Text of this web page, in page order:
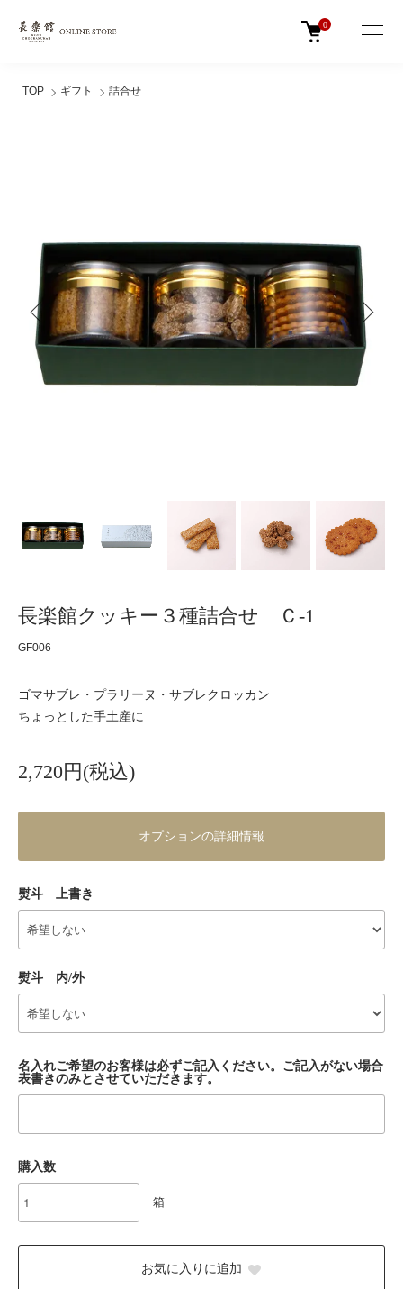
0
TOP ギフト 詰合せ
長楽館クッキー３種詰合せ Ｃ-1
GF006
ゴマサブレ・プラリーヌ・サブレクロッカン
ちょっとした手土産に
2,720円(税込)
オプションの詳細情報
熨斗 上書き
熨斗 内/外
名入れご希望のお客様は必ずご記入ください。ご記入がない場合
表書きのみとさせていただきます。
購入数
箱
お気に入りに追加